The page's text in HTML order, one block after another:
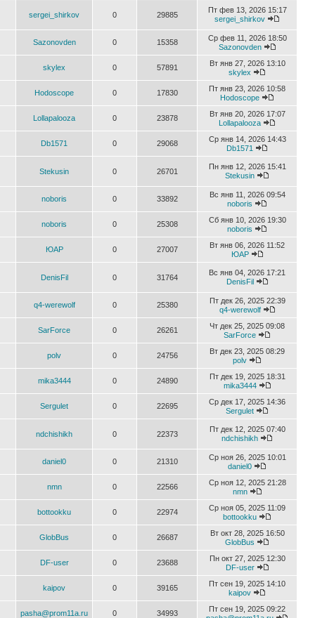
sergei_shirkov 0 29885
Пт фев 13, 2026 15:17
sergei_shirkov
Sazonovden 0 15358
Ср фев 11, 2026 18:50
Sazonovden
skylex 0 57891
Вт янв 27, 2026 13:10
skylex
Hodoscope 0 17830
Пт янв 23, 2026 10:58
Hodoscope
Lollapalooza 0 23878
Вт янв 20, 2026 17:07
Lollapalooza
Db1571 0 29068
Ср янв 14, 2026 14:43
Db1571
Stekusin 0 26701
Пн янв 12, 2026 15:41
Stekusin
noboris 0 33892
Вс янв 11, 2026 09:54
noboris
noboris 0 25308
Сб янв 10, 2026 19:30
noboris
ЮАР 0 27007
Вт янв 06, 2026 11:52
ЮАР
DenisFil 0 31764
Вс янв 04, 2026 17:21
DenisFil
q4-werewolf 0 25380
Пт дек 26, 2025 22:39
q4-werewolf
SarForce 0 26261
Чт дек 25, 2025 09:08
SarForce
polv 0 24756
Вт дек 23, 2025 08:29
polv
mika3444 0 24890
Пт дек 19, 2025 18:31
mika3444
Sergulet 0 22695
Ср дек 17, 2025 14:36
Sergulet
ndchishikh 0 22373
Пт дек 12, 2025 07:40
ndchishikh
daniel0 0 21310
Ср ноя 26, 2025 10:01
daniel0
nmn 0 22566
Ср ноя 12, 2025 21:28
nmn
bottookku 0 22974
Ср ноя 05, 2025 11:09
bottookku
GlobBus 0 26687
Вт окт 28, 2025 16:50
GlobBus
DF-user 0 23688
Пн окт 27, 2025 12:30
DF-user
kaipov 0 39165
Пт сен 19, 2025 14:10
kaipov
pasha@prom11a.ru 0 34993
Пт сен 19, 2025 09:22